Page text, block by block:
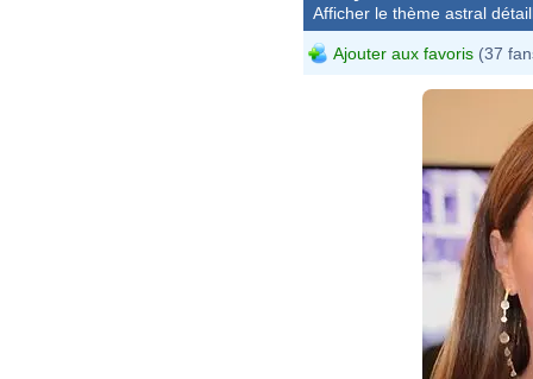
Afficher le thème astral
Ajouter aux favoris (37